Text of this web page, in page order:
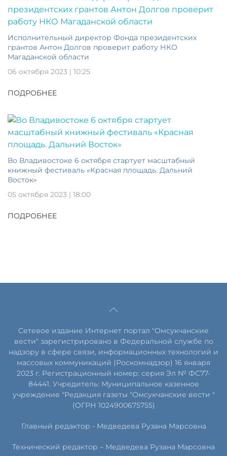
Исполнительный директор Фонда президентских
грантов Антон Долгов проверит работу НКО
Магаданской области
06 октября 2023 | 10:25
ПОДРОБНЕЕ
Во Владивостоке 6 октября стартует масштабный
книжный фестиваль «Красная площадь. Дальний
Восток»
05 октября 2023 | 18:00
ПОДРОБНЕЕ
Сетевое издание Интернет портал "Омсукчанские
вести" зарегистрировано в Федеральной службе по
надзору в сфере связи, информационных технологий и
массовых коммуникаций (Роскомнадзор) 16 января
2023 г. Регистрационный номер: серия Эл № ФС77-
84441. Учредитель: Муниципальное казенное
учреждение "Редакция газеты "Омсукчанские вести "
(ОГРН 1024900675755)
Главный редактор - Медведева Рузана Марсовна
Технический редактор – Медведева Рузана Марсовна